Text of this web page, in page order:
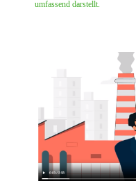
umfassend darstellt.